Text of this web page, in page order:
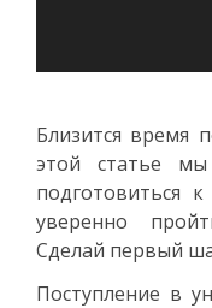
Близится время
этой статье
подготовиться
уверенно
Сделай первый
Поступление в